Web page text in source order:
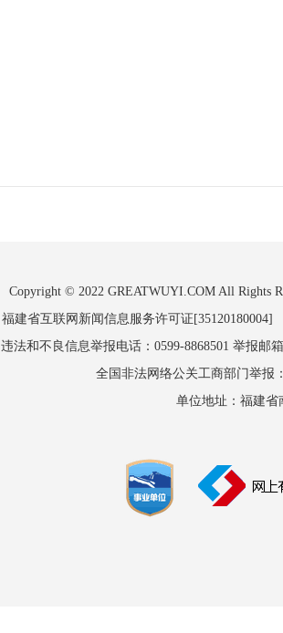
Copyright © 2022 GREATWUYI.COM All Rights
福建省互联网新闻信息服务许可证
违法和不良信息举报电话：0599-8868501 举报邮
全国非法网络公关工商部门举报
单位地址：福建省